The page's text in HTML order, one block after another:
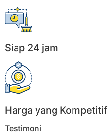
Siap 24 jam
Harga yang Kompetitif
Testimoni